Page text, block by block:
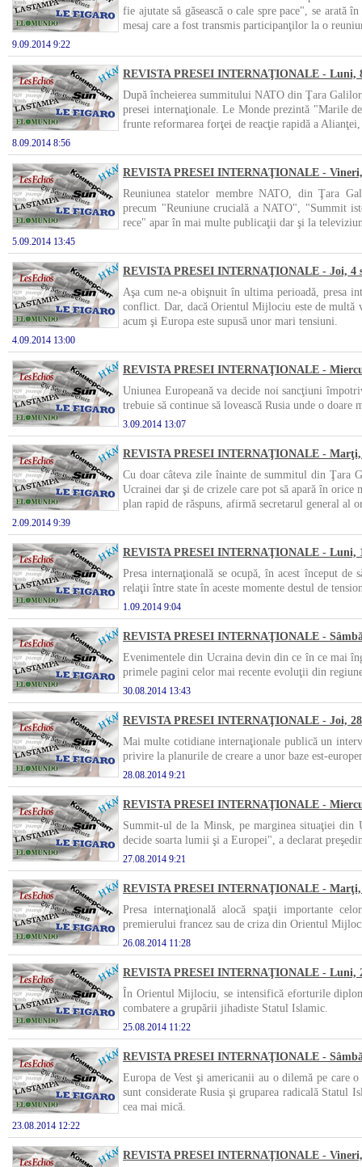
fie ajutate să găsească o cale spre pace", se
mesaj care a fost transmis participanţilor la o
9.09.2014 9:22
REVISTA PRESEI INTERNAŢIONALE - Luni,
După încheierea summitului NATO din Ţara
presei internaţionale. Le Monde prezintă "Marile
frunte reformarea forţei de reacţie rapidă a
8.09.2014 8:56
REVISTA PRESEI INTERNAŢIONALE - Vineri,
Reuniunea statelor membre NATO, din Ţara
precum "Reuniune crucială a NATO", "Summit
rece" apar în mai multe publicaţii dar şi la
5.09.2014 13:45
REVISTA PRESEI INTERNAŢIONALE - Joi, 4
Aşa cum ne-a obişnuit în ultima perioadă, presa
conflict. Dar, dacă Orientul Mijlociu este de multă
acum şi Europa este supusă unor mari tensiuni.
4.09.2014 13:00
REVISTA PRESEI INTERNAŢIONALE -
Uniunea Europeană va decide noi sancţiuni
trebuie să continue să lovească Rusia unde o
3.09.2014 13:07
REVISTA PRESEI INTERNAŢIONALE - Marţi,
Cu doar câteva zile înainte de summitul din Ţara
Ucrainei dar şi de crizele care pot să apară în
plan rapid de răspuns, afirmă secretarul general al
2.09.2014 9:39
REVISTA PRESEI INTERNAŢIONALE - Luni,
Presa internaţională se ocupă, în acest început de
relaţii între state în aceste momente destul de
1.09.2014 9:04
REVISTA PRESEI INTERNAŢIONALE -
Evenimentele din Ucraina devin din ce în ce mai
primele pagini celor mai recente evoluţii din
30.08.2014 13:43
REVISTA PRESEI INTERNAŢIONALE - Joi, 28
Mai multe cotidiane internaţionale publică un
privire la planurile de creare a unor baze est-
28.08.2014 9:21
REVISTA PRESEI INTERNAŢIONALE -
Summit-ul de la Minsk, pe marginea situaţiei din
decide soarta lumii şi a Europei", a declarat
27.08.2014 9:21
REVISTA PRESEI INTERNAŢIONALE - Marţi,
Presa internaţională alocă spaţii importante
premierului francez sau de criza din Orientul
26.08.2014 11:28
REVISTA PRESEI INTERNAŢIONALE - Luni,
În Orientul Mijlociu, se intensifică eforturile
combatere a grupării jihadiste Statul Islamic.
25.08.2014 11:22
REVISTA PRESEI INTERNAŢIONALE -
Europa de Vest şi americanii au o dilemă pe care
sunt considerate Rusia şi gruparea radicală Statul
cea mai mică.
23.08.2014 12:22
REVISTA PRESEI INTERNAŢIONALE - Vineri,